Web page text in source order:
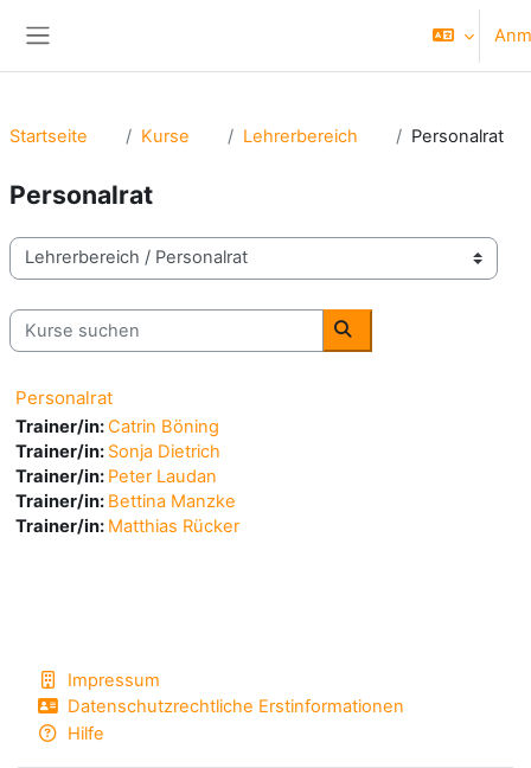
Startseite Kurse Lehrerbereich Personalrat
Personalrat
Kursbereiche
Kurse suchen
Kurse suchen
Personalrat
Trainer/in:Catrin Böning
Trainer/in: Sonja Dietrich
Trainer/in: Peter Laudan
Trainer/in: Bettina Manzke
Trainer/in: Matthias Rücker
Impressum
Datenschutzrechtliche Erstinformationen
Hilfe